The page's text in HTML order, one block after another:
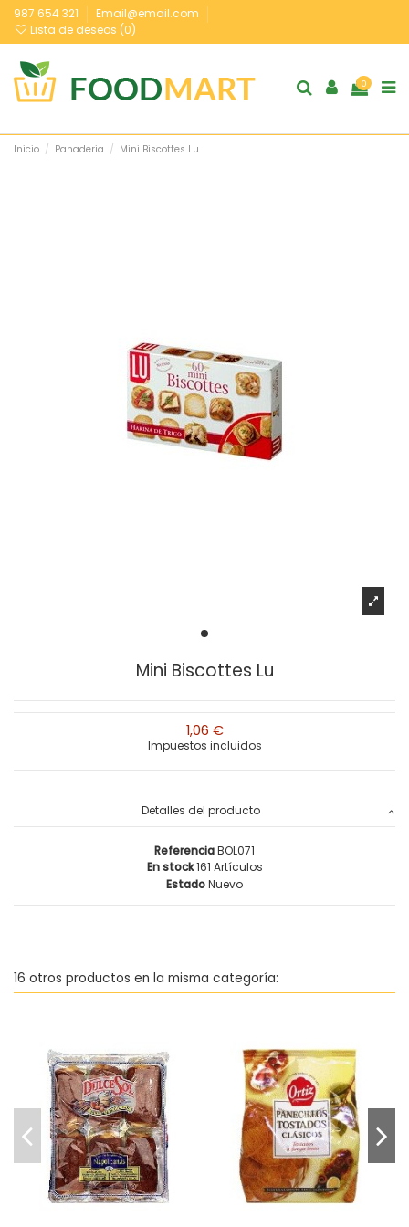
987 654 321
Email@email.com
Lista de deseos (0)
0
Inicio Panaderia Mini Biscottes Lu
Mini Biscottes Lu
1,06 €
Impuestos incluidos
Detalles del producto
ReferenciaBOL071
En stock 161 Artículos
EstadoNuevo
16 otros productos en la misma categoría:
Napolitanas rellenas de
crema DulceSol
1,42 €
Añadir al
carrito
Panecillos tostados
clásicos Ortiz
1,96 €
Añadir al
carrito